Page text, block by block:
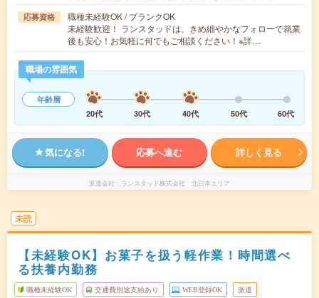
応募資格
職種未経験OK / ブランクOK
未経験歓迎！ ランスタッドは、きめ細やかなフォローで就業
後も安心！お気軽に何でもご相談ください！※詳…
職場の雰囲気
年齢層
20代
30代 40代 50代 60代
気になる! 応募へ進む 詳しく見る
派遣会社 ランスタッド株式会社 北日本エリア
未読
【未経験OK】お菓子を扱う軽作業！時間選べ
る扶養内勤務
職種未経験OK 交通費別途支給あり WEB登録OK 派遣